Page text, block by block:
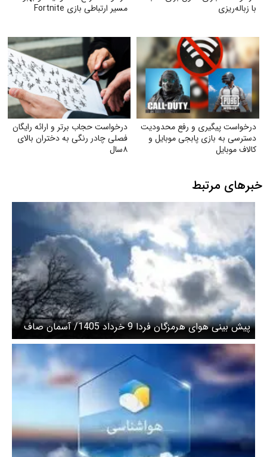
با زباله‌ریزی
مسیر ارتباطی بازی Fortnite
درخواست پیگیری و رفع محدودیت
دسترسی به بازی پابجی موبایل و
کالاف موبایل
درخواست حجاب برتر و ارائه رایگان
فصلی چادر رنگی به دختران بالای
۸سال
خبرهای مرتبط
پیش بینی هوای هرمزگان فردا 9 خرداد 1405/ آسمان صاف
همراه با غبار محلی